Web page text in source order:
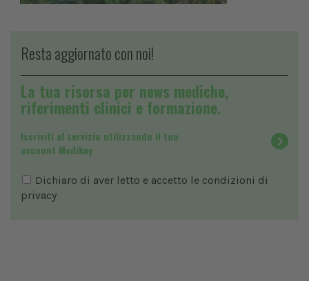
Resta aggiornato con noi!
La tua risorsa per news mediche,
riferimenti clinici e formazione.
Iscriviti al servizio utilizzando il tuo
account Medikey
Dichiaro di aver letto e accetto le condizioni di
privacy